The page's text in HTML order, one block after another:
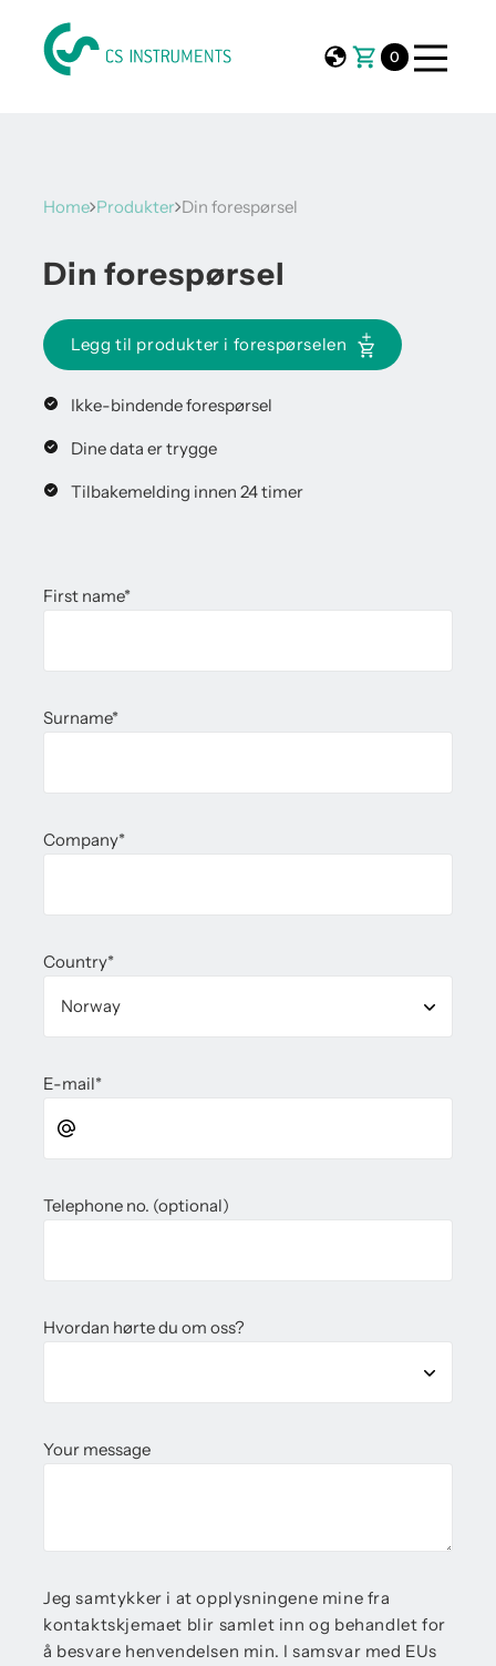
0
Home Produkter Din forespørsel
Din forespørsel
First name*
Surname*
Company*
Country*
E-mail*
Telephone no. (optional)
Hvordan hørte du om oss?
Your message
Jeg samtykker i at opplysningene mine fra
kontaktskjemaet blir samlet inn og behandlet for
å besvare henvendelsen min. I samsvar med EUs
Legg til produkter i forespørselen
Ikke-bindende forespørsel
Dine data er trygge
Tilbakemelding innen 24 timer